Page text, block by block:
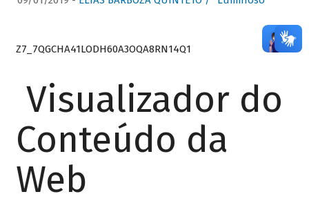
Z7_7QGCHA41LODH60A3OQA8RN14Q1
Visualizador do
Conteúdo da
Web